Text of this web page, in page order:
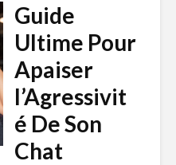
Guide
Ultime Pour
Apaiser
l’Agressivit
é De Son
Chat